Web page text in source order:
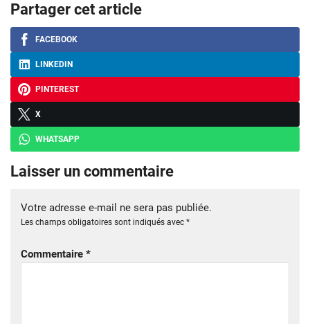
Partager cet article
FACEBOOK
LINKEDIN
PINTEREST
X
WHATSAPP
Laisser un commentaire
Votre adresse e-mail ne sera pas publiée.
Les champs obligatoires sont indiqués avec *
Commentaire *